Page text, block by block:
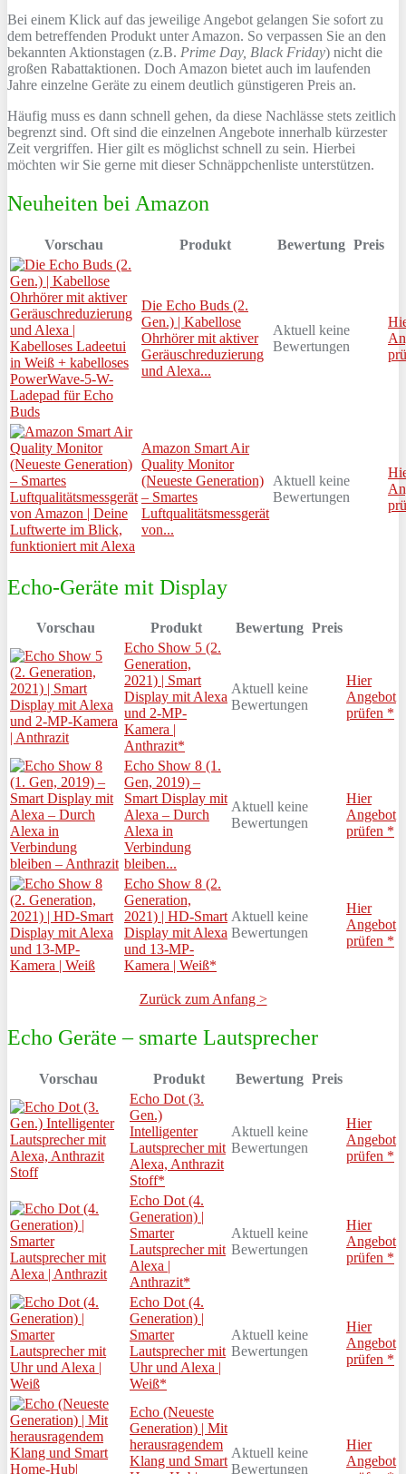
Bei einem Klick auf das jeweilige Angebot gelangen Sie sofort zu
dem betreffenden Produkt unter Amazon. So verpassen Sie an den
bekannten Aktionstagen (z.B. Prime Day, Black Friday) nicht die
großen Rabattaktionen. Doch Amazon bietet auch im laufenden
Jahre einzelne Geräte zu einem deutlich günstigeren Preis an.
Häufig muss es dann schnell gehen, da diese Nachlässe stets zeitlich
begrenzt sind. Oft sind die einzelnen Angebote innerhalb kürzester
Zeit vergriffen. Hier gilt es möglichst schnell zu sein. Hierbei
möchten wir Sie gerne mit dieser Schnäppchenliste unterstützen.
Neuheiten bei Amazon
Vorschau Produkt Bewertung Preis
Die Echo Buds (2.
Gen.) | Kabellose
Ohrhörer mit aktiver
Geräuschreduzierung
und Alexa...
Aktuell keine
Bewertungen
Amazon Smart Air
Quality Monitor
(Neueste Generation)
– Smartes
Luftqualitätsmessgerät
von...
Aktuell keine
Bewertungen
Echo-Geräte mit Display
Vorschau Produkt Bewertung Preis
Echo Show 5 (2.
Generation,
2021) | Smart
Display mit Alexa
und 2-MP-
Kamera |
Anthrazit*
Aktuell keine
Bewertungen
Hier
Angebot
prüfen *
Echo Show 8 (1.
Gen, 2019) –
Smart Display mit
Alexa – Durch
Alexa in
Verbindung
bleiben...
Aktuell keine
Bewertungen
Hier
Angebot
prüfen *
Echo Show 8 (2.
Generation,
2021) | HD-Smart
Display mit Alexa
und 13-MP-
Kamera | Weiß*
Aktuell keine
Bewertungen
Hier
Angebot
prüfen *
Zurück zum Anfang >
Echo Geräte – smarte Lautsprecher
Vorschau Produkt Bewertung Preis
Echo Dot (3.
Gen.)
Intelligenter
Lautsprecher mit
Alexa, Anthrazit
Stoff*
Aktuell keine
Bewertungen
Hier
Angebot
prüfen *
Echo Dot (4.
Generation) |
Smarter
Lautsprecher mit
Alexa |
Anthrazit*
Aktuell keine
Bewertungen
Hier
Angebot
prüfen *
Echo Dot (4.
Generation) |
Smarter
Lautsprecher mit
Uhr und Alexa |
Weiß*
Aktuell keine
Bewertungen
Hier
Angebot
prüfen *
Echo (Neueste
Generation) | Mit
herausragendem
Klang und Smart
Aktuell keine
Bewertungen
Hier
Angebot